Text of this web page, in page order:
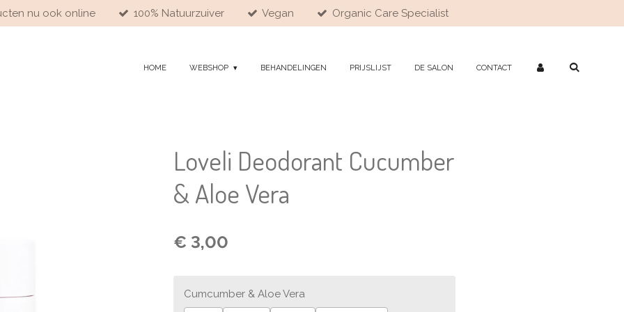
nu ook online 100% Natuurzuiver Vegan Organic Care Specialist
HOME WEBSHOP BEHANDELINGEN PRIJSLIJST DE SALON CONTACT
Loveli Deodorant Cucumber
& Aloe Vera
€ 3,00
Cumcumber & Aloe Vera